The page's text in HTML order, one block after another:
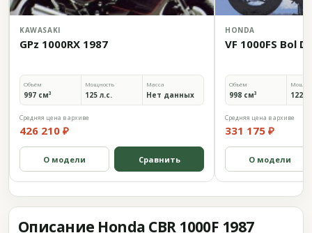
KAWASAKI
GPz 1000RX 1987
Объём
997 см³
Мощность
125 л.с.
Масса
Нет данных
Средняя цена в архиве
426 210 ₽
О модели Сравнить
HONDA
VF 1000FS Bol
Объём
998 см³ 122
Средняя цена в архиве
331 175 ₽
О модели
Описание Honda CBR 1000F 1987